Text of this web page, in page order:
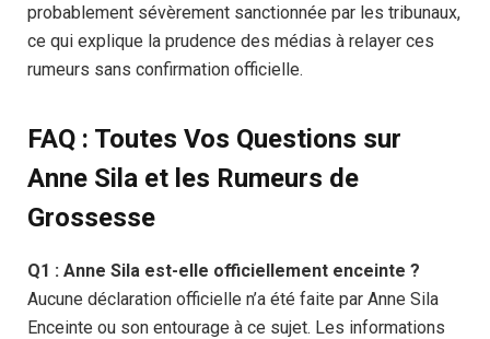
probablement sévèrement sanctionnée par les tribunaux,
ce qui explique la prudence des médias à relayer ces
rumeurs sans confirmation officielle.
FAQ : Toutes Vos Questions sur
Anne Sila et les Rumeurs de
Grossesse
Q1 : Anne Sila est-elle officiellement enceinte ?
Aucune déclaration officielle n’a été faite par Anne Sila
Enceinte ou son entourage à ce sujet. Les informations